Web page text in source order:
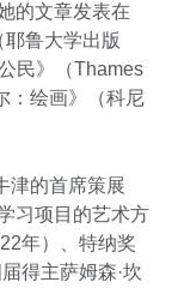
的文章发表在
耶鲁大学出版
民》（Thames
：绘画》（科尼
津的首席策展
习项目的艺术方
年）、特纳奖
得主萨姆森·坎